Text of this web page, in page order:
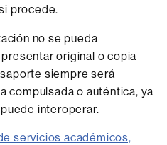
procede.
no se pueda
original o copia
siempre será
compulsada o auténtica, ya
interoperar.
servicios académicos,